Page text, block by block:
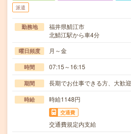
派遣
勤務地
福井県鯖江市
北鯖江駅から車4分
曜日頻度 月～金
時間 07:15～16:15
期間 長期でお仕事できる方、大歓迎
時給 時給1148円
交通費
交通費規定内支給